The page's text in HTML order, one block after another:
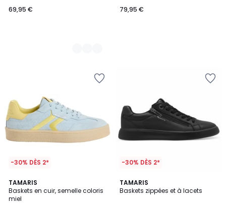
69,95 € 79,95 €
-30% DÈS 2*
TAMARIS
Baskets en cuir, semelle coloris
miel
-30% DÈS 2*
TAMARIS
Baskets zippées et à lacets
5
/